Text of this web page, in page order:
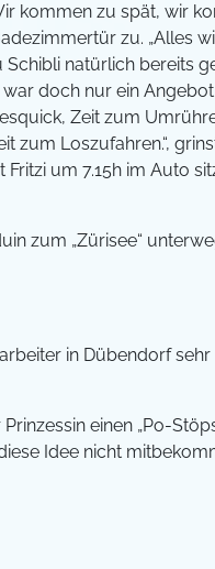
kommen zu spät, wir
zu. „Alles
Schibli natürlich bereits
war doch nur ein
Zeit zum
zum Loszufahren.“,
um 7.15h im Auto
zum „Zürisee“
in Dübendorf sehr
einen „Po-
Idee nicht